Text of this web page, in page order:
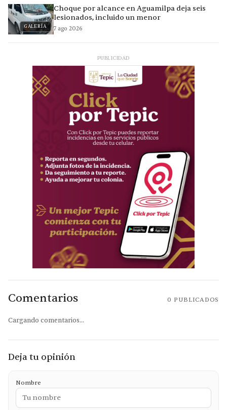
GALERÍA
Choque por alcance en Aguamilpa deja seis
lesionados, incluido un menor
7 ago 2026
PUBLICIDAD
Comentarios 0 PUBLICADOS
Cargando comentarios...
Deja tu opinión
Nombre